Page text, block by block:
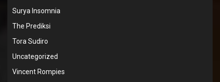
Surya Insomnia
The Prediksi
Tora Sudiro
Uncategorized
Vincent Rompies